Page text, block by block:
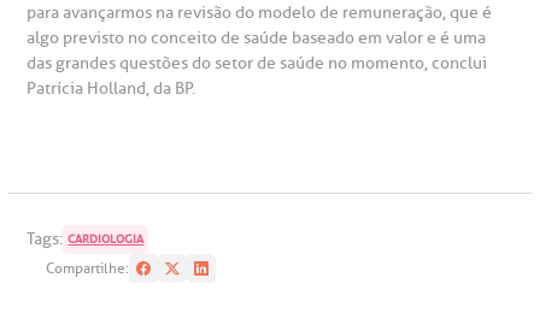
para avançarmos na revisão do modelo de remuneração, que é
algo previsto no conceito de saúde baseado em valor e é uma
das grandes questões do setor de saúde no momento, conclui
Patrícia Holland, da BP.
Tags: CARDIOLOGIA
Compartilhe: